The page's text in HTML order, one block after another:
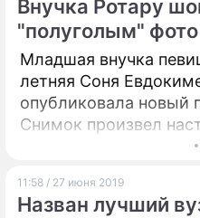
Внучка Ротару
"полуголым" фото
Младшая внучка
летняя Соня
опубликовала новый
Снимок произвел
11:58 / 27 июня 2019
Назван лучший